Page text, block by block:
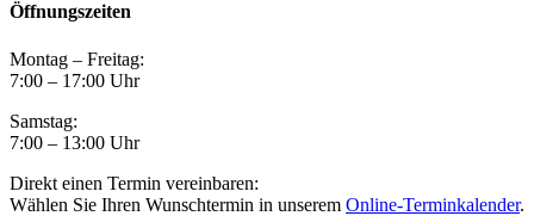
Öffnungszeiten
Montag – Freitag:
7:00 – 17:00 Uhr
Samstag:
7:00 – 13:00 Uhr
Direkt einen Termin vereinbaren:
Wählen Sie Ihren Wunschtermin in unserem Online-Terminkalender.